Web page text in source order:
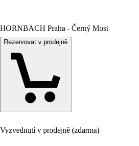
HORNBACH Praha - Černý Most
Rezervovat v prodejně
Vyzvednutí v prodejně (zdarma)